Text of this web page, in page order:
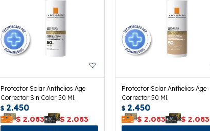
Protector Solar Anthelios Age
Corrector Sin Color 50 Ml.
$ 2.450
$ 2.083 $ 2.083
Protector Solar Anthelios Age
Corrector 50 Ml.
$ 2.450
$ 2.083 $ 2.083